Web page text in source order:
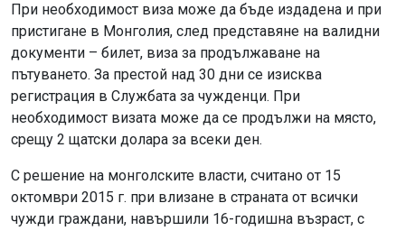
При необходимост виза може да бъде издадена и при
пристигане в Монголия, след представяне на валидни
документи – билет, виза за продължаване на
пътуването. За престой над 30 дни се изисква
регистрация в Службата за чужденци. При
необходимост визата може да се продължи на място,
срещу 2 щатски долара за всеки ден.
С решение на монголските власти, считано от 15
октомври 2015 г. при влизане в страната от всички
чужди граждани, навършили 16-годишна възраст, с